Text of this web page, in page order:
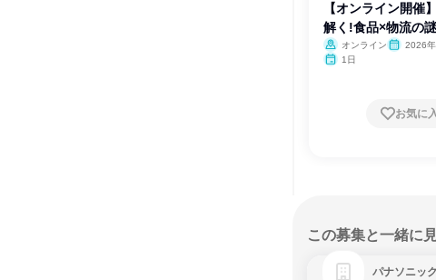
【オンライン開催
解く!食品×物流の
ー
オンライン
2026年
1日
お気に
この募集と一緒に
パナソニッ